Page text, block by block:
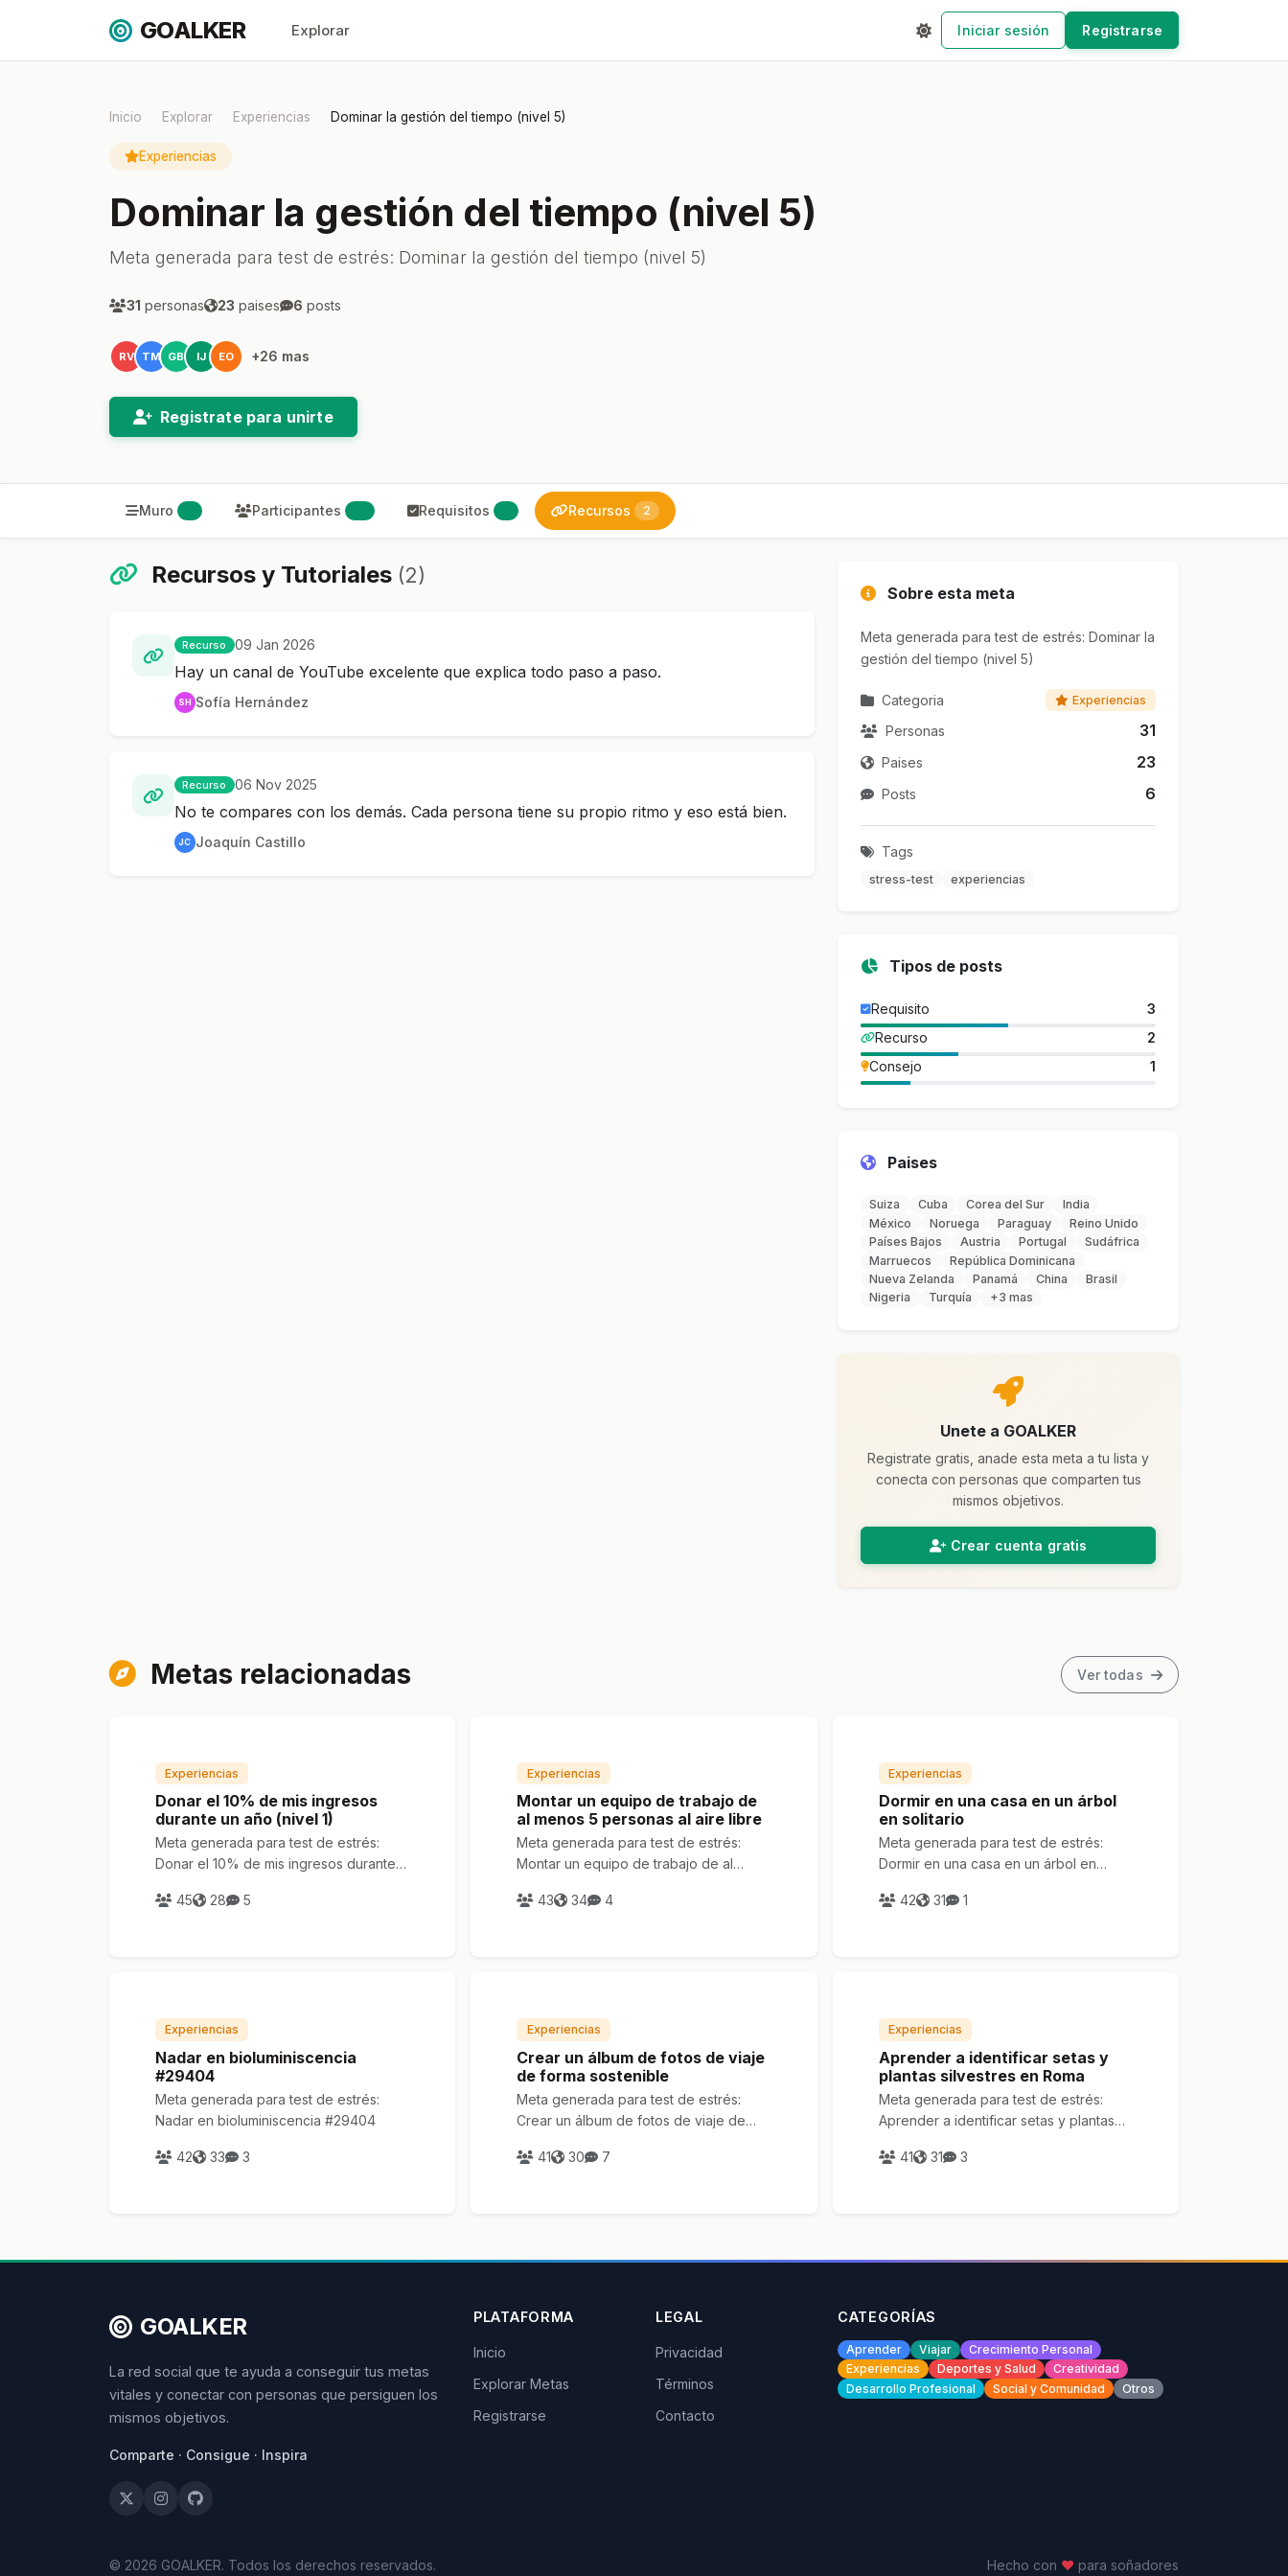
GOALKER Explorar Iniciar sesión Registrarse
Inicio Explorar Experiencias Dominar la gestión del tiempo (nivel 5)
Experiencias
Dominar la gestión del tiempo (nivel 5)
Meta generada para test de estrés: Dominar la gestión del tiempo (nivel 5)
31 personas 23 paises 6 posts
RV TM GB IJ EO +26 mas
Registrate para unirte
Muro Participantes Requisitos Recursos 2
Recursos y Tutoriales (2)
Recurso 09 Jan 2026
Hay un canal de YouTube excelente que explica todo paso a paso.
SH Sofía Hernández
Recurso 06 Nov 2025
No te compares con los demás. Cada persona tiene su propio ritmo y eso está bien.
JC Joaquín Castillo
Sobre esta meta
Meta generada para test de estrés: Dominar la
gestión del tiempo (nivel 5)
Categoria Experiencias
Personas 31
Paises 23
Posts 6
Tags
stress-test experiencias
Tipos de posts
Requisito
3
Recurso
2
Consejo
1
Paises
Suiza Cuba Corea del Sur
India
México
Noruega Paraguay
Reino Unido
Países Bajos
Austria Portugal
Sudáfrica
Marruecos
República Dominicana
Nueva Zelanda
Panamá China
Brasil
Nigeria
Turquía +3 mas
Unete a GOALKER
Registrate gratis, anade esta meta a tu lista y
conecta con personas que comparten tus
mismos objetivos.
Crear cuenta gratis
Metas relacionadas Ver todas
Experiencias
Donar el 10% de mis ingresos
durante un año (nivel 1)
Meta generada para test de estrés:
Donar el 10% de mis ingresos durante
45
28 5
Experiencias
Montar un equipo de trabajo de
al menos 5 personas al aire libre
Meta generada para test de estrés:
Montar un equipo de trabajo de al
43
34 4
Experiencias
Dormir en una casa en un árbol
en solitario
Meta generada para test de estrés:
Dormir en una casa en un árbol en
42
31 1
Experiencias
Nadar en bioluminiscencia
#29404
Meta generada para test de estrés:
Nadar en bioluminiscencia #29404
42 33 3
Experiencias
Crear un álbum de fotos de viaje
de forma sostenible
Meta generada para test de estrés:
Crear un álbum de fotos de viaje de
41
30 7
Experiencias
Aprender a identificar setas y
plantas silvestres en Roma
Meta generada para test de estrés:
Aprender a identificar setas y plantas
41
31 3
GOALKER
La red social que te ayuda a conseguir tus metas
vitales y conectar con personas que persiguen los
mismos objetivos.
Comparte · Consigue · Inspira
PLATAFORMA
Inicio
Explorar Metas
Registrarse
LEGAL
Privacidad
Términos
Contacto
CATEGORÍAS
Aprender Viajar
Crecimiento Personal
Experiencias
Deportes y Salud
Creatividad
Desarrollo Profesional
Social y Comunidad Otros
© 2026 GOALKER. Todos los derechos reservados. Hecho con ♥ para soñadores